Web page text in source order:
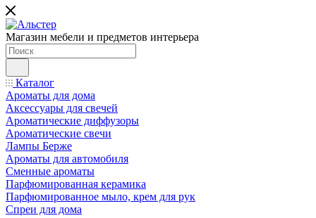
Магазин мебели и предметов интерьера
Каталог
Ароматы для дома
Аксессуары для свечей
Ароматические диффузоры
Ароматические свечи
Лампы Берже
Ароматы для автомобиля
Сменные ароматы
Парфюмированная керамика
Парфюмированное мыло, крем для рук
Спреи для дома